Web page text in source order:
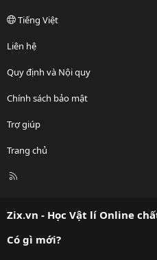
Tiếng Việt
Liên hệ
Quy định và Nội quy
Chính sách bảo mật
Trợ giúp
Trang chủ
R
Zix.vn - Học Vật lí Online
Có gì mới?